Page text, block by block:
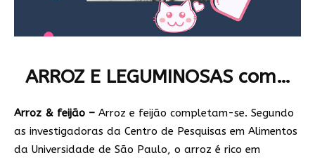
ARROZ E LEGUMINOSAS com…
Arroz & feijão – Arroz e feijão completam-se. Segundo
as investigadoras da Centro de Pesquisas em Alimentos
da Universidade de São Paulo, o arroz é rico em